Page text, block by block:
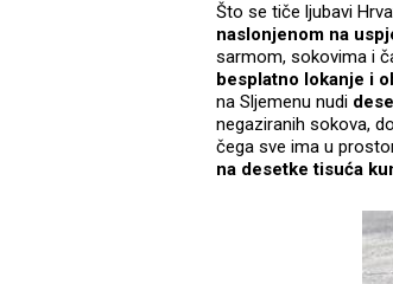
Što se tiče ljubavi
naslonjenom na
sarmom, sokovima i
besplatno lokanje i
na Sljemenu nudi
negaziranih sokova,
čega sve ima u
na desetke tisuća